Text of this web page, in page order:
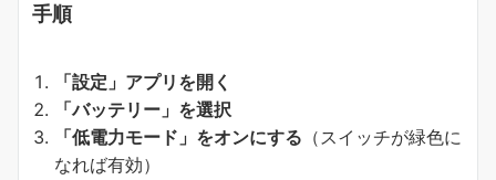
手順
「設定」アプリを開く
「バッテリー」を選択
「低電力モード」をオンにする （スイッチが緑色に
なれば有効）